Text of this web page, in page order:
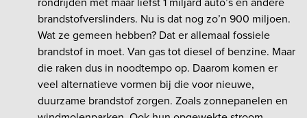
brandstofverslinders. Nu is dat nog zo’n 900 miljoen.
Wat ze gemeen hebben? Dat er allemaal fossiele
brandstof in moet. Van gas tot diesel of benzine. Maar
die raken dus in noodtempo op. Daarom komen er
veel alternatieve vormen bij die voor nieuwe,
duurzame brandstof zorgen. Zoals zonnepanelen en